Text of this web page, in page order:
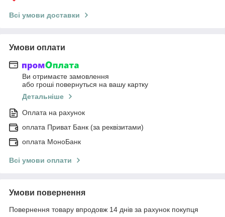
Всі умови доставки
Умови оплати
Ви отримаєте замовлення
або гроші повернуться на вашу картку
Детальніше
Оплата на рахунок
оплата Приват Банк (за реквізитами)
оплата МоноБанк
Всі умови оплати
Умови повернення
Повернення товару впродовж 14 днів за рахунок покупця